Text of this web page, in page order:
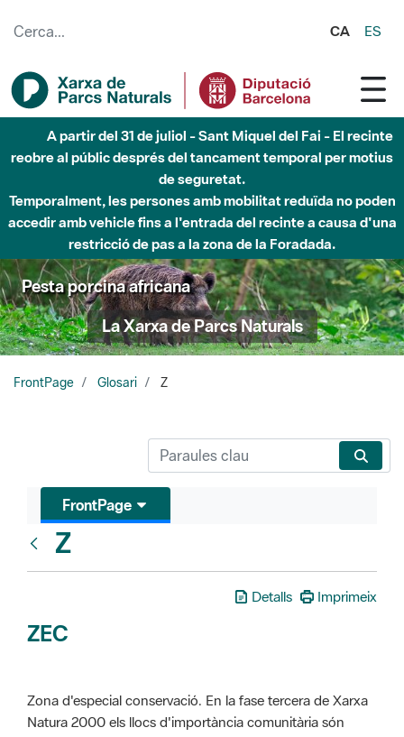
CA ES
A partir del 31 de juliol - Sant Miquel del Fai - El recinte
reobre al públic després del tancament temporal per motius
de seguretat.
Temporalment, les persones amb mobilitat reduïda no poden
accedir amb vehicle fins a l'entrada del recinte a causa d'una
restricció de pas a la zona de la Foradada.
Pesta porcina africana
La Xarxa de Parcs Naturals
FrontPage Glosari Z
FrontPage
Z
Detalls Imprimeix
ZEC
Zona d'especial conservació. En la fase tercera de Xarxa
Natura 2000 els llocs d'importància comunitària són